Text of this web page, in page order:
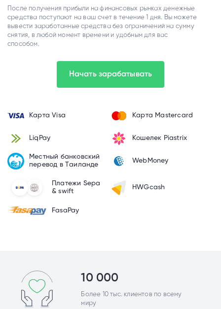
После получения прибыли на финансовых рынках денежные
средства поступают на ваш счет в течение 1 дня. Вы можете
вывести заработанные средства без ограничений на сумму
снятия, в любой момент времени и удобным для вас
способом.
Начать зарабатывать
Карта Visa Карта Mastercard
LiqPay Кошелек Piastrix
Местный банковский
перевод в Таиланде
WebMoney
Платежи Sepa
& swift
HWGcash
FasaPay
10 000
Более 10 тыс. клиентов по всему
миру